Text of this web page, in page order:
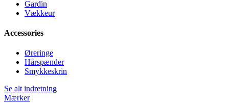
Gardin
Vækkeur
Accessories
Øreringe
Hårspænder
Smykkeskrin
Se alt indretning
Mærker